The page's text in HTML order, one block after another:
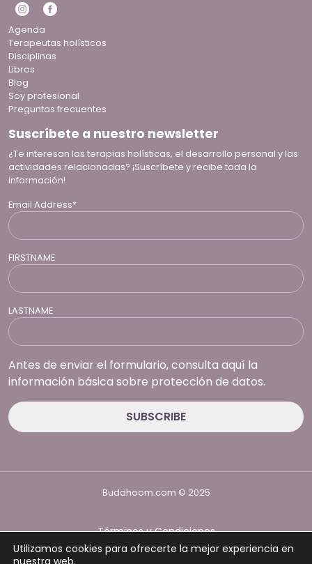
Agenda
Terapeutas holísticos
Disciplinas
Libros
Blog
Soy profesional
Preguntas frecuentes
Suscríbete a nuestro newsletter
¿Te interesan las terapias holísticas, el desarrollo personal y las
actividades relacionadas? ¡Suscríbete y recibe toda la
información!
Email Address*
FIRSTNAME
LASTNAME
Antes de enviar el formulario, consulta aquí la
información básica sobre protección de datos.
Buddhoom.com © 2025
Términos y Condiciones
Política de Privacidad
Utilizamos cookies para ofrecerte la mejor experiencia en
nuestra web.